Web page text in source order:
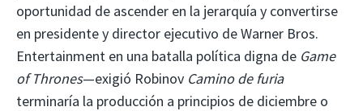
oportunidad de ascender en la jerarquía y convertirse
en presidente y director ejecutivo de Warner Bros.
Entertainment en una batalla política digna de Game
of Thrones—exigió Robinov Camino de furia
terminaría la producción a principios de diciembre o